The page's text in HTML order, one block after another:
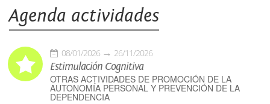
Agenda actividades
08/01/2026 26/11/2026
Estimulación Cognitiva
OTRAS ACTIVIDADES DE PROMOCIÓN DE LA
AUTONOMÍA PERSONAL Y PREVENCIÓN DE LA
DEPENDENCIA